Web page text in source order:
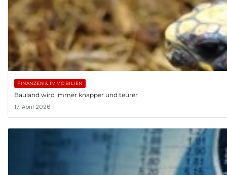
FINANZEN & IMMOBILIEN
Bauland wird immer knapper und teurer
17. April 2026